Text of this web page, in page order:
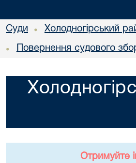
Суди • Холодногірський
• Повернення судового
Отримуйте